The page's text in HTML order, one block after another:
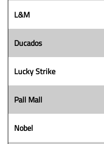
L&M
Ducados
Lucky Strike
Pall Mall
Nobel